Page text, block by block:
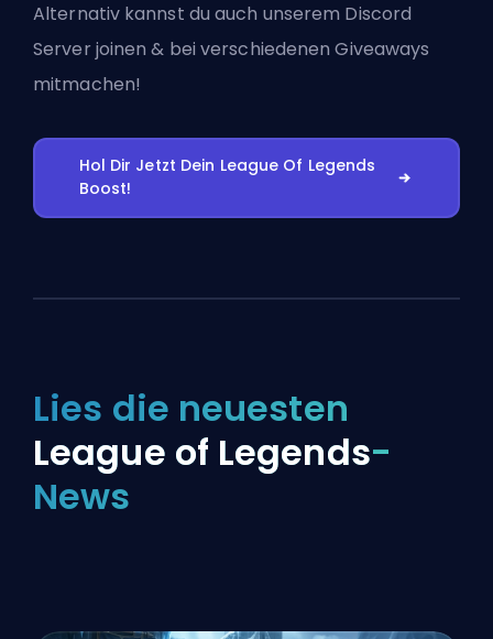
Alternativ kannst du auch unserem Discord
Server joinen & bei verschiedenen Giveaways
mitmachen!
Hol Dir Jetzt Dein League Of Legends
Boost!
Lies die neuesten
League of Legends-
News